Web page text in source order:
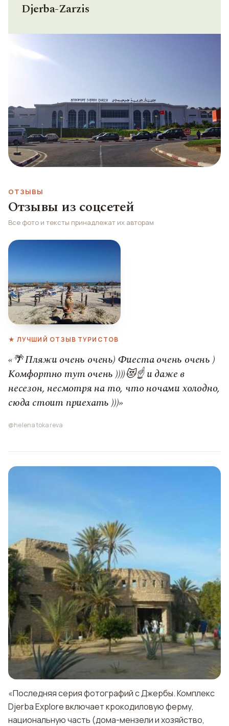
Djerba-Zarzis
ОТЗЫВЫ
Отзывы из соцсетей
Все фото и тексты принадлежат их авторам
★ ЛУЧШИЙ ОТЗЫВ ТУРИСТОВ
«🌴 Пляжи очень очень) Фиеста очень очень )
Комфортно тут очень ))))😻☝️ и даже в
несезон, несмотря на то, что ночами холодно,
сюда стоит приехать )))»
@helenatokareva
«Последняя серия фотографий с Джербы. Комплекс
Djerba Explore включает крокодиловую ферму,
национальную часть (дома-мензели и хозяйство,